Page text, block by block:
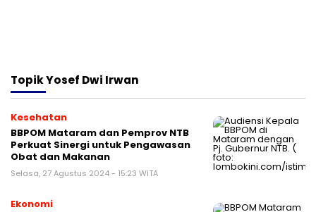
TopikYosef Dwi Irwan
Kesehatan
BBPOM Mataram dan Pemprov NTB
Perkuat Sinergi untuk Pengawasan
Obat dan Makanan
Selasa, 27 Agustus 2024 - 15:23 WITA
Ekonomi